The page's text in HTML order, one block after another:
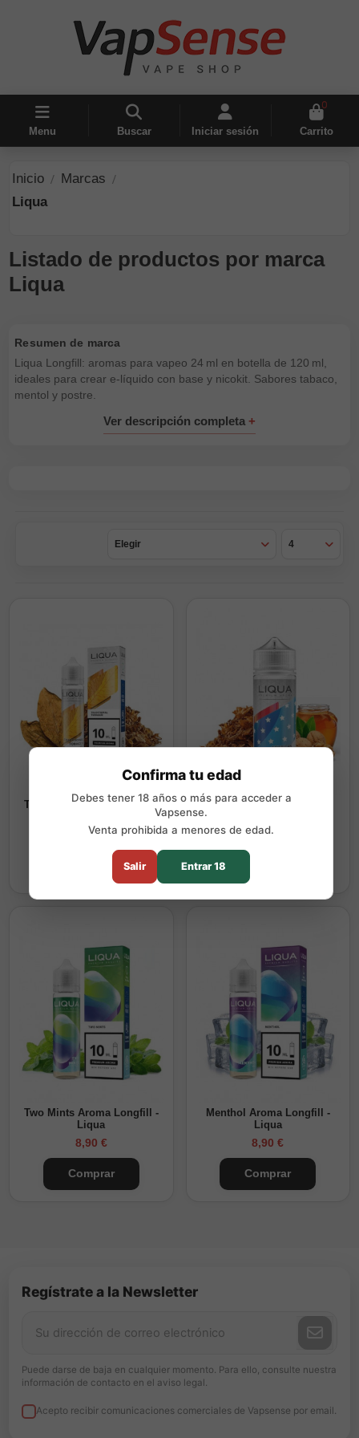
Menu Buscar Iniciar sesión
0
Carrito
Inicio
Marcas
Liqua
Listado de productos por marca
Liqua
Liqua Longfill: aromas para vapeo 24 ml en botella de 120 ml,
ideales para crear e‑líquido con base y nicokit. Sabores tabaco,
mentol y postre.
Elegir 4
Traditional Tobacco Aroma
8,90 €
American Blend Aroma
19,25 €
Two Mints Aroma Longfill -
Liqua
8,90 €
Comprar
Menthol Aroma Longfill -
Liqua
8,90 €
Comprar
Regístrate a la Newsletter
Puede darse de baja en cualquier momento. Para ello, consulte nuestra
información de contacto en el aviso legal.
Acepto recibir comunicaciones comerciales de Vapsense por email.
Confirma tu edad
Debes tener 18 años o más para acceder a
Vapsense.
Venta prohibida a menores de edad.
Salir Entrar 18